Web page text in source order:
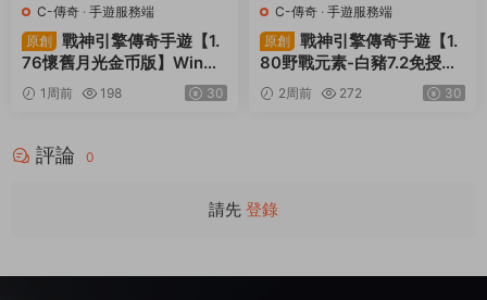
C-傳奇 · 手遊服務端
原創
戰神引擎傳奇手遊【1.
76懷舊月光金币版】Win一
鍵服務端+安卓蘋果雙端+G
M授權物品後台+視頻架設教
1周前 198 30
C-傳奇 · 手遊服務端
原創
戰神引擎傳奇手遊【1.
80野戰元素-白豬7.2免授
權】Win一鍵服務端+安卓+
GM授權物品後台+視頻架設
2周前 272 30
評論 0
請先 登錄